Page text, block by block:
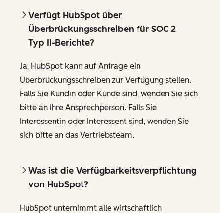
Verfügt HubSpot über
Überbrückungsschreiben für SOC 2
Typ II-Berichte?
Ja, HubSpot kann auf Anfrage ein
Überbrückungsschreiben zur Verfügung stellen.
Falls Sie Kundin oder Kunde sind, wenden Sie sich
bitte an Ihre Ansprechperson. Falls Sie
Interessentin oder Interessent sind, wenden Sie
sich bitte an das Vertriebsteam.
Was ist die Verfügbarkeitsverpflichtung
von HubSpot?
HubSpot unternimmt alle wirtschaftlich